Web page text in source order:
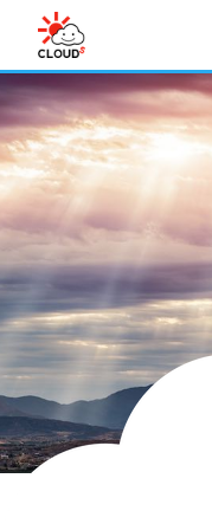
Skip to main content